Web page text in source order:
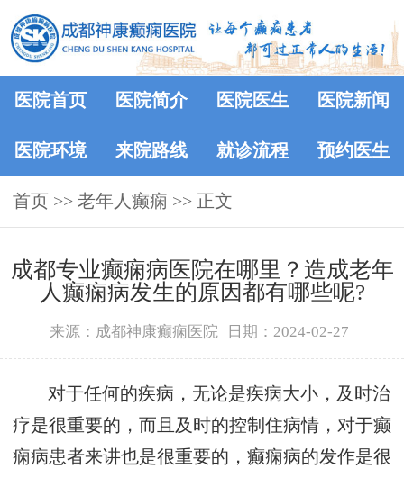
医院首页 医院简介 医院医生 医院新闻
医院环境 来院路线 就诊流程 预约医生
首页 >> 老年人癫痫 >> 正文
成都专业癫痫病医院在哪里？造成老年
人癫痫病发生的原因都有哪些呢?
来源：成都神康癫痫医院 日期：2024-02-27
对于任何的疾病，无论是疾病大小，及时治
疗是很重要的，而且及时的控制住病情，对于癫
痫病患者来讲也是很重要的，癫痫病的发作是很